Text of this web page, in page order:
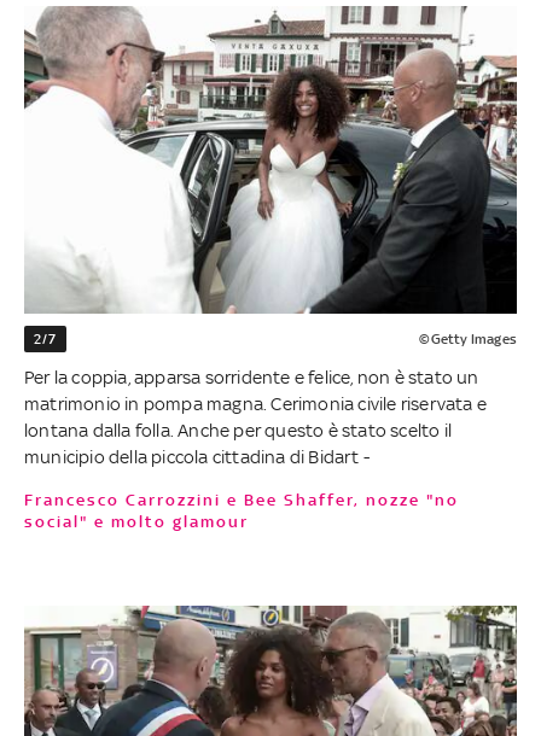
2/7 ©Getty Images
Per la coppia, apparsa sorridente e felice, non è stato un
matrimonio in pompa magna. Cerimonia civile riservata e
lontana dalla folla. Anche per questo è stato scelto il
municipio della piccola cittadina di Bidart -
Francesco Carrozzini e Bee Shaffer, nozze "no
social" e molto glamour